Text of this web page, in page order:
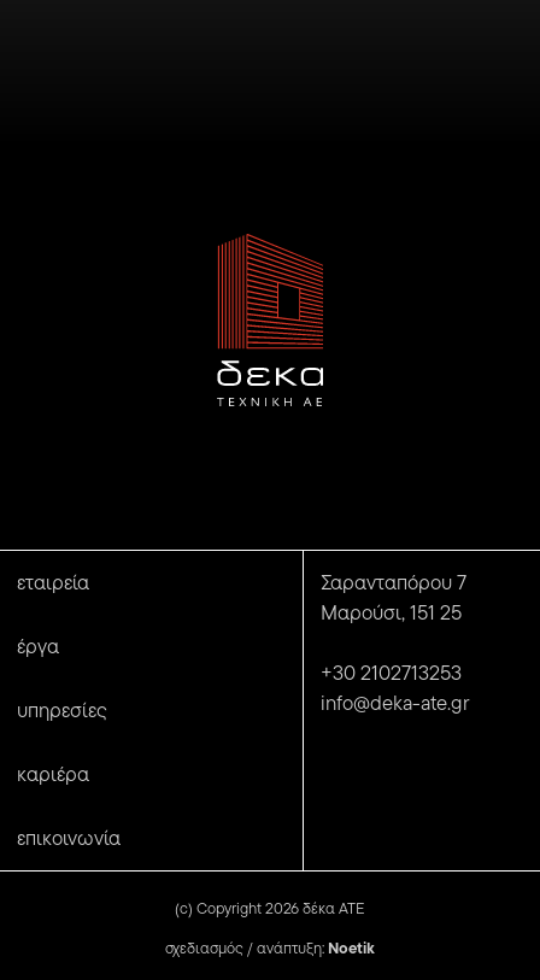
εταιρεία
έργα
υπηρεσίες
καριέρα
επικοινωνία
Σαρανταπόρου 7
Μαρούσι, 151 25
+30 2102713253
info@deka-ate.gr
(c) Copyright 2026 δέκα ΑΤΕ
σχεδιασμός / ανάπτυξη: Noetik